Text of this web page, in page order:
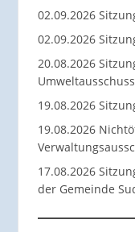
02.09.2026
02.09.2026
20.08.2026
19.08.2026
19.08.2026
17.08.2026
der Gemeinde